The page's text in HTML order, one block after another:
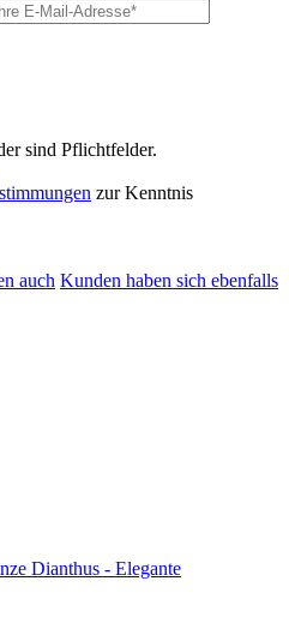
sind Pflichtfelder.
zur Kenntnis
auch Kunden haben sich ebenfalls
Dianthus - Elegante